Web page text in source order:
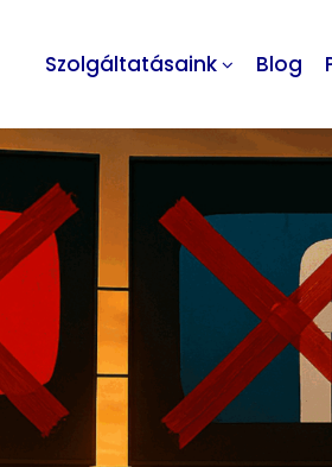
Szolgáltatásaink Blog